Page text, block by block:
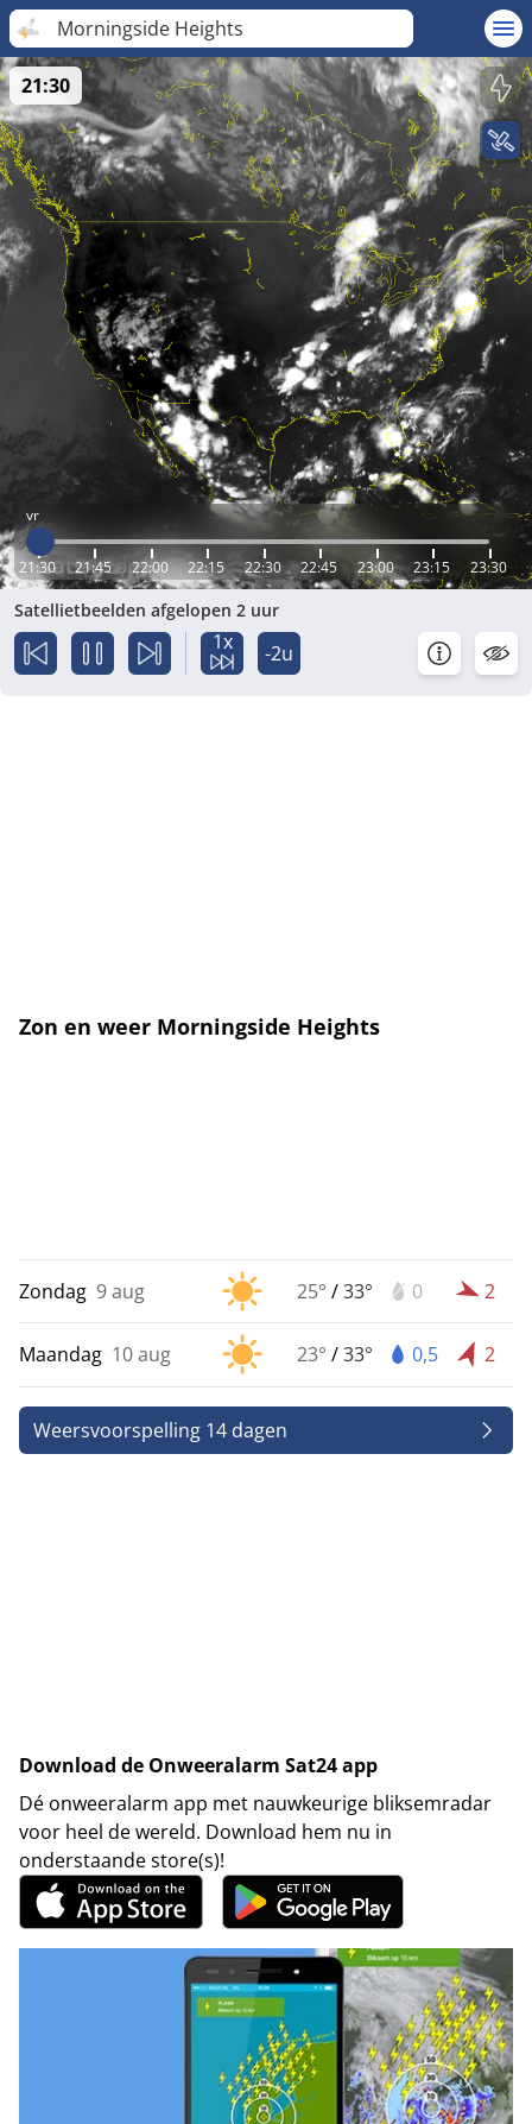
Morningside Heights
vr
21:30 21:45 22:00 22:15 22:30 22:45 23:00 23:15 23:30
21:30
Satellietbeelden afgelopen 2 uur
1x -2u
Zon en weer Morningside Heights
Zondag 9 aug 25° /33° 0 2
Maandag 10 aug 23° /33° 0,5 2
Weersvoorspelling 14 dagen
Download de Onweeralarm Sat24 app
Dé onweeralarm app met nauwkeurige bliksemradar
voor heel de wereld. Download hem nu in
onderstaande store(s)!